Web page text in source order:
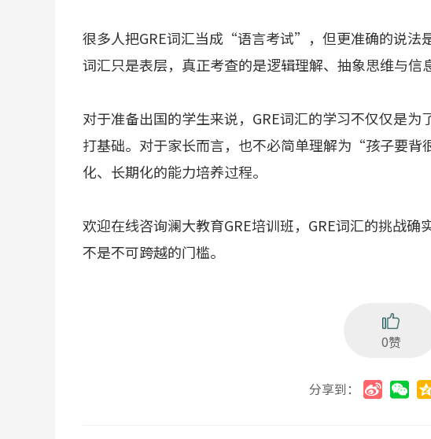
很多人把GRE词汇当成“语言考试”，但更准确的说法
词汇只是表层，真正考查的是逻辑理解、抽象思维与信
对于准备出国的学生来说，GRE词汇的学习不仅仅是
打基础。对于家长而言，也不必简单理解为“孩子要
化、长期化的能力培养过程。
欢迎在线咨询澜大教育GRE培训班，GRE词汇的挑战
不是不可跨越的门槛。
0赞
分享到：